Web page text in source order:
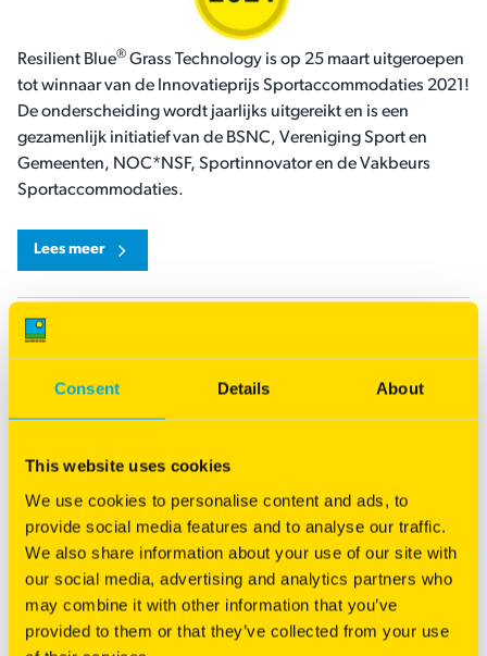
Consent Details About
This website uses cookies
We use cookies to personalise content and ads, to
provide social media features and to analyse our traffic.
We also share information about your use of our site with
our social media, advertising and analytics partners who
may combine it with other information that you’ve
provided to them or that they’ve collected from your use
Resilient Blue® Grass Technology is op 25 maart uitgeroepen
tot winnaar van de Innovatieprijs Sportaccommodaties 2021!
De onderscheiding wordt jaarlijks uitgereikt en is een
gezamenlijk initiatief van de BSNC, Vereniging Sport en
Gemeenten, NOC*NSF, Sportinnovator en de Vakbeurs
Sportaccommodaties.
Lees meer
Wil je meer weten over Resilient Blue?
Resilient Blue®
is een nieuwe grastechnologie die
veerkrachtig met extremen zoals stortbuien, zinderende hitte
klappen van extreme stressperiodes op en vecht zich terug!
Lees hier meer over wat Resilient Blue® precies is
Langdurige droogte en hitte, hoge ziektedruk en langdurige